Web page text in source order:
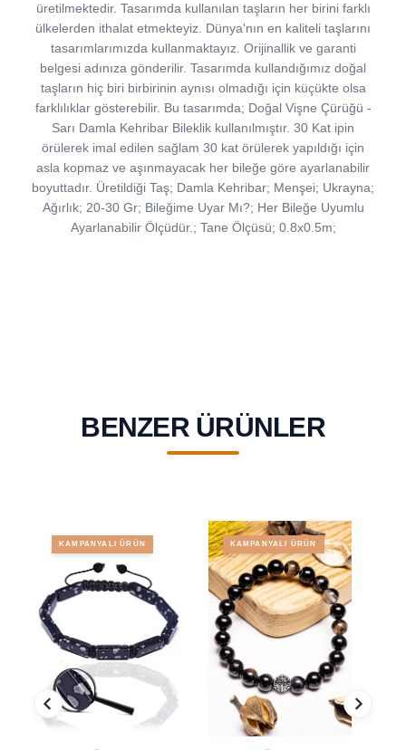
üretilmektedir. Tasarımda kullanılan taşların her birini farklı
ülkelerden ithalat etmekteyiz. Dünya'nın en kaliteli taşlarını
tasarımlarımızda kullanmaktayız. Orijinallik ve garanti
belgesi adınıza gönderilir. Tasarımda kullandığımız doğal
taşların hiç biri birbirinin aynısı olmadığı için küçükte olsa
farklılıklar gösterebilir. Bu tasarımda; Doğal Vişne Çürüğü -
Sarı Damla Kehribar Bileklik kullanılmıştır. 30 Kat ipin
örülerek imal edilen sağlam 30 kat örülerek yapıldığı için
asla kopmaz ve aşınmayacak her bileğe göre ayarlanabilir
boyuttadır. Üretildiği Taş; Damla Kehribar; Menşei; Ukrayna;
Ağırlık; 20-30 Gr; Bileğime Uyar Mı?; Her Bileğe Uyumlu
Ayarlanabilir Ölçüdür.; Tane Ölçüsü; 0.8x0.5m;
BENZER ÜRÜNLER
KAMPANYALI ÜRÜN KAMPANYALI ÜRÜN